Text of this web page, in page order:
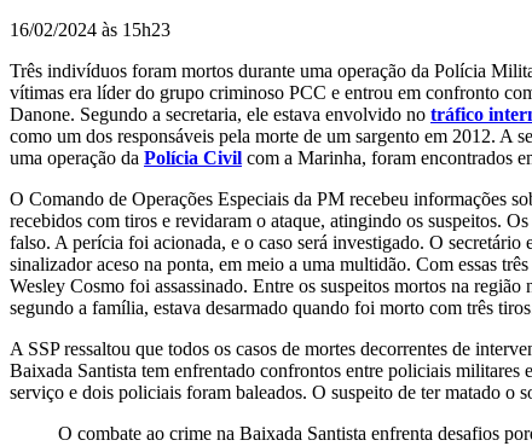
16/02/2024 às 15h23
Três indivíduos foram mortos durante uma operação da Polícia
vítimas era líder do grupo criminoso PCC e entrou em confronto
Danone. Segundo a secretaria, ele estava envolvido no tráfico
como um dos responsáveis pela morte de um sargento em 2012. A
uma operação da Polícia Civil com a Marinha, foram encontrados
O Comando de Operações Especiais da PM recebeu informações
recebidos com tiros e revidaram o ataque, atingindo os suspeitos.
falso. A perícia foi acionada, e o caso será investigado. O
sinalizador aceso na ponta, em meio a uma multidão. Com essas
Wesley Cosmo foi assassinado. Entre os suspeitos mortos na
segundo a família, estava desarmado quando foi morto com três
A SSP ressaltou que todos os casos de mortes decorrentes de
Baixada Santista tem enfrentado confrontos entre policiais
serviço e dois policiais foram baleados. O suspeito de ter matado o
O combate ao crime na Baixada Santista enfrenta desafios